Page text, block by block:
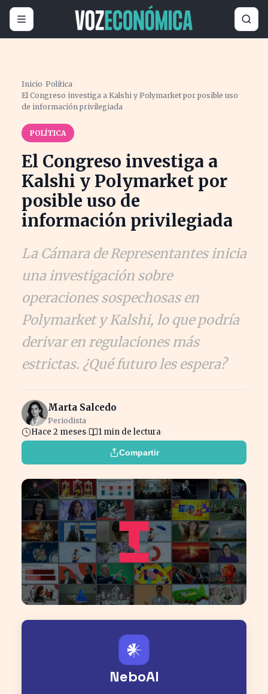
Inicio ›Política›
El Congreso investiga a Kalshi y Polymarket por posible uso
de información privilegiada
POLÍTICA
El Congreso investiga a
Kalshi y Polymarket por
posible uso de
información privilegiada
La Cámara de Representantes inicia
una investigación sobre
operaciones sospechosas en
Polymarket y Kalshi, lo que podría
derivar en regulaciones más
estrictas. ¿Qué futuro les espera?
Marta Salcedo
Periodista
Hace 2 meses 1 min de lectura
Compartir
𒀭
NeboAI